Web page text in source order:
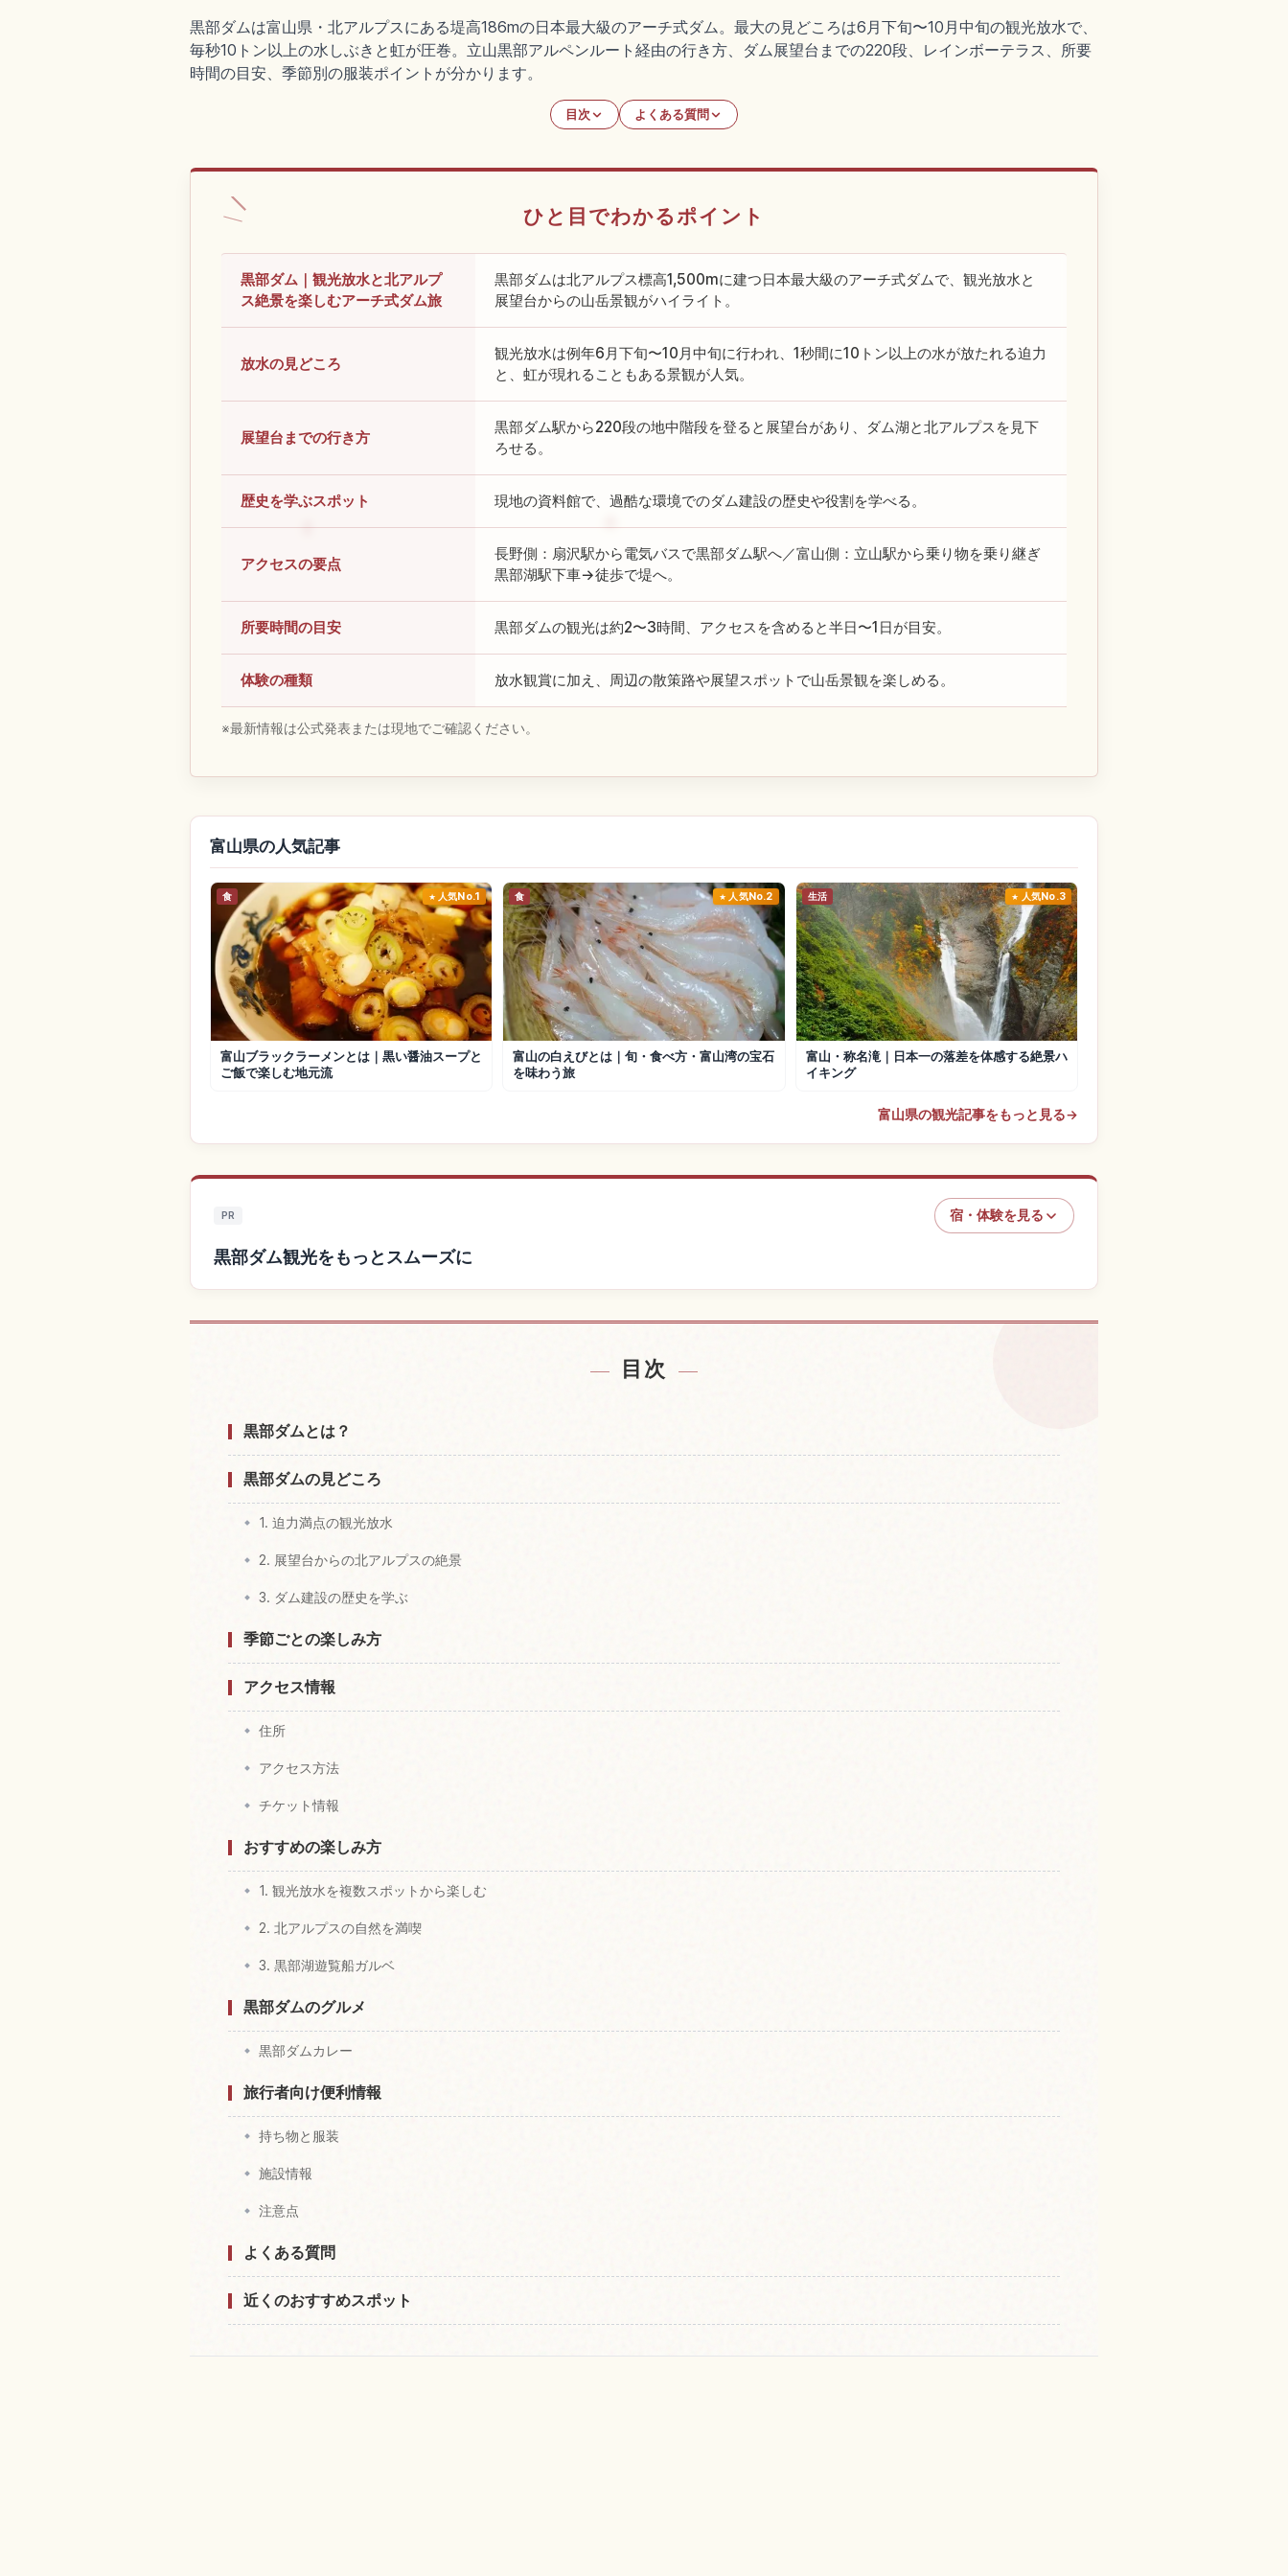
黒部ダムは富山県・北アルプスにある堤高186mの日本最大級のアーチ式ダム。最大の見どころは6月下旬〜10月中旬の観光放水で、
毎秒10トン以上の水しぶきと虹が圧巻。立山黒部アルペンルート経由の行き方、ダム展望台までの220段、レインボーテラス、所要
時間の目安、季節別の服装ポイントが分かります。
目次 よくある質問
ひと目でわかるポイント
黒部ダム｜観光放水と北アルプ
ス絶景を楽しむアーチ式ダム旅
黒部ダムは北アルプス標高1,500mに建つ日本最大級のアーチ式ダムで、観光放水と
展望台からの山岳景観がハイライト。
放水の見どころ
観光放水は例年6月下旬〜10月中旬に行われ、1秒間に10トン以上の水が放たれる迫力
と、虹が現れることもある景観が人気。
展望台までの行き方
黒部ダム駅から220段の地中階段を登ると展望台があり、ダム湖と北アルプスを見下
ろせる。
歴史を学ぶスポット 現地の資料館で、過酷な環境でのダム建設の歴史や役割を学べる。
アクセスの要点
長野側：扇沢駅から電気バスで黒部ダム駅へ／富山側：立山駅から乗り物を乗り継ぎ
黒部湖駅下車→徒歩で堤へ。
所要時間の目安 黒部ダムの観光は約2〜3時間、アクセスを含めると半日〜1日が目安。
体験の種類 放水観賞に加え、周辺の散策路や展望スポットで山岳景観を楽しめる。
※最新情報は公式発表または現地でご確認ください。
富山県の人気記事
食 人気No.1
富山ブラックラーメンとは｜黒い醤油スープと
ご飯で楽しむ地元流
食 人気No.2
富山の白えびとは｜旬・食べ方・富山湾の宝石
を味わう旅
生活 人気No.3
富山・称名滝｜日本一の落差を体感する絶景ハ
イキング
富山県の観光記事をもっと見る→
PR 宿・体験を見る
黒部ダム観光をもっとスムーズに
目次
黒部ダムとは？
黒部ダムの見どころ
1. 迫力満点の観光放水
2. 展望台からの北アルプスの絶景
3. ダム建設の歴史を学ぶ
季節ごとの楽しみ方
アクセス情報
住所
アクセス方法
チケット情報
おすすめの楽しみ方
1. 観光放水を複数スポットから楽しむ
2. 北アルプスの自然を満喫
3. 黒部湖遊覧船ガルベ
黒部ダムのグルメ
黒部ダムカレー
旅行者向け便利情報
持ち物と服装
施設情報
注意点
よくある質問
近くのおすすめスポット